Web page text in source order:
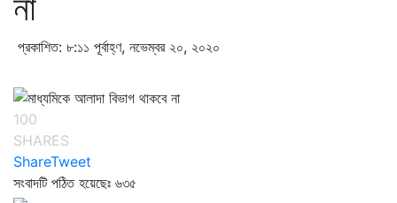
প্রকাশিত: ৮:১১ পূর্বাহ্ণ, নভেম্বর ২০, ২০২০
100
SHARES
ShareTweet
সংবাদটি পঠিত হয়েছেঃ ৬৩৫